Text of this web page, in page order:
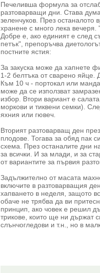
Печеливша формула за
разтоварващи дни. Става
зеленчуков. През останалото
хранене с много лека вечеря.
Добре е, ако единият е след
петък", препоръчва
постните ястия:
За закуска може да хапнете
1-2 белтъка от сварено яйце.
Към 10 ч - портокал или
може да се използват
избор. Втори вариант е
моркови и тиквени семки).
яхния или гювеч.
Вторият разтоварващ ден
плодове. Тогава за обяд пак
схема. През останалите дни
за всички. И за млади, и за
от вариантите за първия
Задължително от масата
включите в разтоварващия
хапването в неделя, защото
обаче не трябва да ви
принцип, ако човек е решил
трикове, които ще ни държат
слънчогледови и т.н., но в